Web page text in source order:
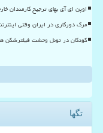
اوپن ای آی بهای ترجیح کارمندان
مرگ دورکاری در ایران وقتی
کودکان در تونل وحشت فیلترشکن
تگها